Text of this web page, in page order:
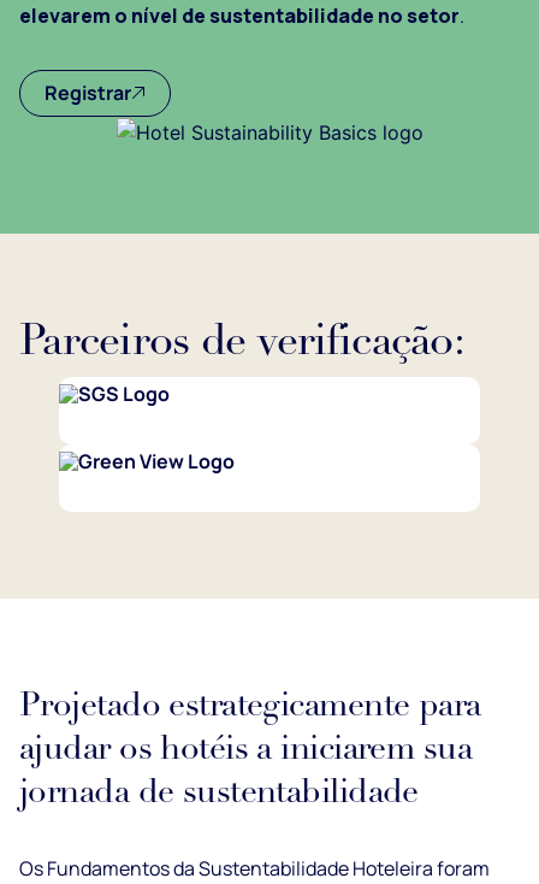
elevarem o nível de sustentabilidade no setor.
Registrar
Parceiros de verificação:
Projetado estrategicamente para
ajudar os hotéis a iniciarem sua
jornada de sustentabilidade
Os Fundamentos da Sustentabilidade Hoteleira foram